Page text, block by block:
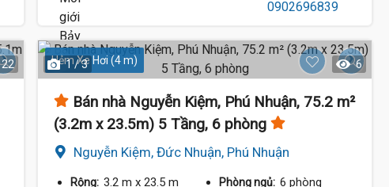
22 Hẻm Xe Hơi (4 m)
1 / 3 6
Bán nhà Nguyễn Kiệm, Phú Nhuận, 75.2 m²
(3.2m x 23.5m) 5 Tầng, 6 phòng
Nguyễn Kiệm, Đức Nhuận, Phú Nhuận
Rộng: 3.2 m x 23.5 m Phòng ngủ: 6 phòng